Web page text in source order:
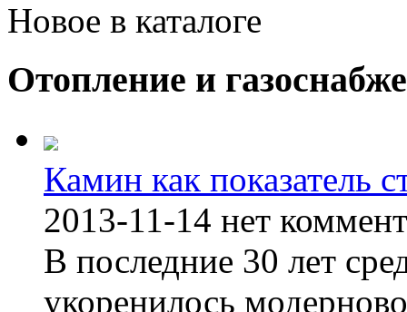
Новое в каталоге
Отопление и
Камин как показатель
2013-11-14 нет
В последние 30 лет
укоренилось